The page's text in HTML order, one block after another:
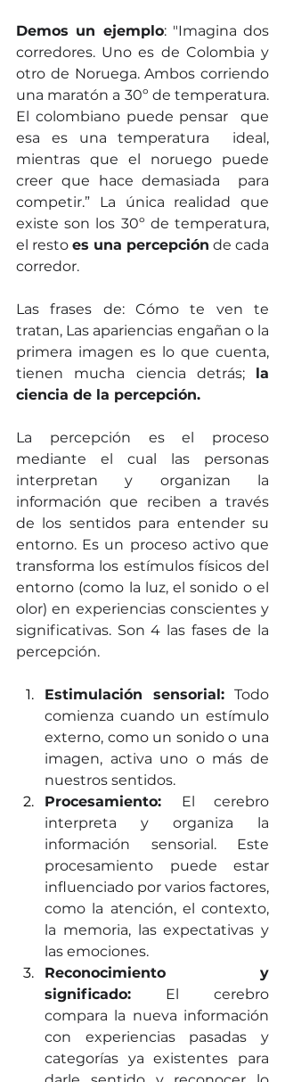
Demos un ejemplo: "Imagina dos
corredores. Uno es de Colombia y
otro de Noruega. Ambos corriendo
una maratón a 30º de temperatura.
El colombiano puede pensar  que
esa es una temperatura  ideal,
mientras que el noruego puede
creer que hace demasiada  para
competir.” La única realidad que
existe son los 30º de temperatura,
el resto es una percepción de cada
corredor.
Las frases de: Cómo te ven te
tratan, Las apariencias engañan o la
primera imagen es lo que cuenta,
tienen mucha ciencia detrás; la
ciencia de la percepción.
La percepción es el proceso
mediante el cual las personas
interpretan y organizan la
información que reciben a través
de los sentidos para entender su
entorno. Es un proceso activo que
transforma los estímulos físicos del
entorno (como la luz, el sonido o el
olor) en experiencias conscientes y
significativas. Son 4 las fases de la
percepción.
Estimulación sensorial: Todo
comienza cuando un estímulo
externo, como un sonido o una
imagen, activa uno o más de
nuestros sentidos.
Procesamiento: El cerebro
interpreta y organiza la
información sensorial. Este
procesamiento puede estar
influenciado por varios factores,
como la atención, el contexto,
la memoria, las expectativas y
las emociones.
Reconocimiento y
significado: El cerebro
compara la nueva información
con experiencias pasadas y
categorías ya existentes para